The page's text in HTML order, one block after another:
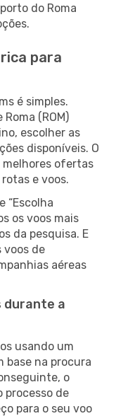
do Roma
para
é simples.
(ROM)
escolher as
disponíveis. O
melhores ofertas
e voos.
“Escolha
os voos mais
da pesquisa. E
voos de
aéreas
durante a
usando um
base na procura
o
processo de
para o seu voo